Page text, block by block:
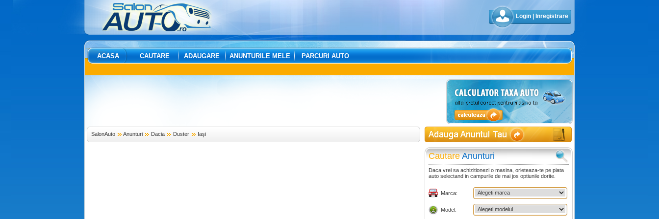
Login Inregistrare
ACASA CAUTARE ADAUGARE ANUNTURILE MELE PARCURI AUTO
SalonAuto Anunturi Dacia Duster Iaşi
CautareAnunturi
Daca vrei sa achizitionezi o masina, orieteaza-te pe piata
auto selectand in campurile de mai jos optiunile dorite.
Marca:
Model: